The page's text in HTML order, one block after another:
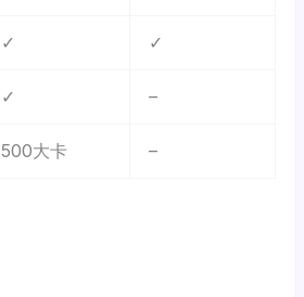
✓ ✓
✓ –
500大卡 –